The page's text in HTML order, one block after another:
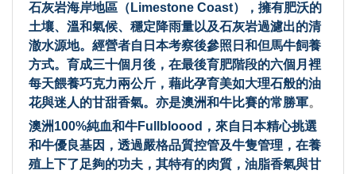
石灰岩海岸地區（Limestone Coast），擁有肥沃的
土壤、溫和氣候、穩定降雨量以及石灰岩過濾出的清
澈水源地。經營者自日本考察後參照日和但馬牛飼養
方式。育成三十個月後，在最後育肥階段的六個月裡
每天餵養巧克力兩公斤，藉此孕育美如大理石般的油
花與迷人的甘甜香氣。亦是澳洲和牛比賽的常勝軍。
澳洲100%純血和牛Fullbloood，來自日本精心挑選
和牛優良基因，透過嚴格品質控管及牛隻管理，在養
殖上下了足夠的功夫，其特有的肉質，油脂香氣與甘